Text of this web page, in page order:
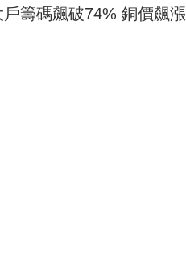
籌碼飆破74% 銅價飆漲